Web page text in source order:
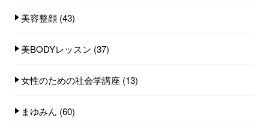
美容整顔 (43)
美BODYレッスン (37)
女性のための社会学講座 (13)
まゆみん (60)